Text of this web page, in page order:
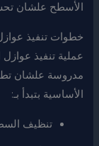
الأسطح علشان
خطوات تنفيذ
عملية تنفيذ
مدروسة علشان
الأساسية بتبدأ بـ:
تنظيف